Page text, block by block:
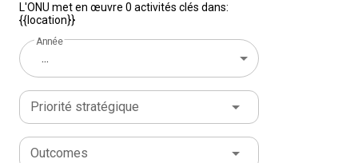
L'ONU met en œuvre 0 activités clés dans:
{{location}}
Année
...
Priorité stratégique
Outcomes